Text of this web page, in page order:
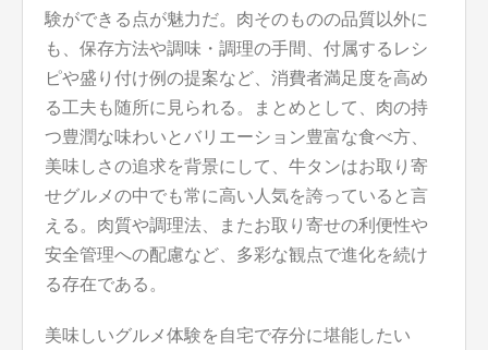
験ができる点が魅力だ。肉そのものの品質以外に
も、保存方法や調味・調理の手間、付属するレシ
ピや盛り付け例の提案など、消費者満足度を高め
る工夫も随所に見られる。まとめとして、肉の持
つ豊潤な味わいとバリエーション豊富な食べ方、
美味しさの追求を背景にして、牛タンはお取り寄
せグルメの中でも常に高い人気を誇っていると言
える。肉質や調理法、またお取り寄せの利便性や
安全管理への配慮など、多彩な観点で進化を続け
る存在である。
美味しいグルメ体験を自宅で存分に堪能したい